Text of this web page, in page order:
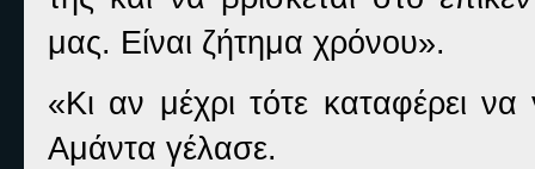
μας. Είναι ζήτημα χρόνου».
«Κι αν μέχρι τότε καταφέρει
Αμάντα γέλασε.